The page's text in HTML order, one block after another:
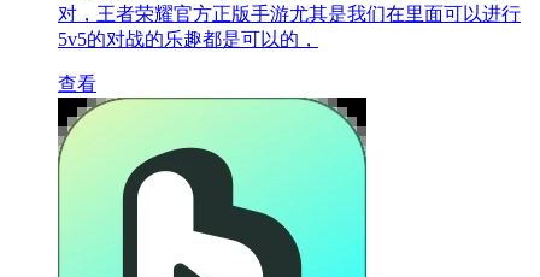
对，王者荣耀官方正版手游尤其是我们在里面可以进行
5v5的对战的乐趣都是可以的，
查看